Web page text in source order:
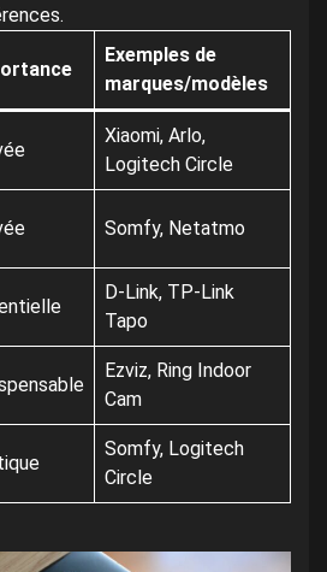
Exemples de
marques/modèles
Xiaomi, Arlo,
Logitech Circle
Somfy, Netatmo
D-Link, TP-Link
Tapo
Ezviz, Ring Indoor
Cam
Somfy, Logitech
Circle